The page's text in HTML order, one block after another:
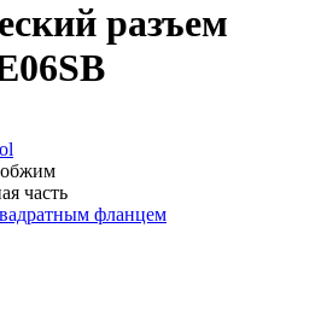
разъем
обжим
часть
фланцем